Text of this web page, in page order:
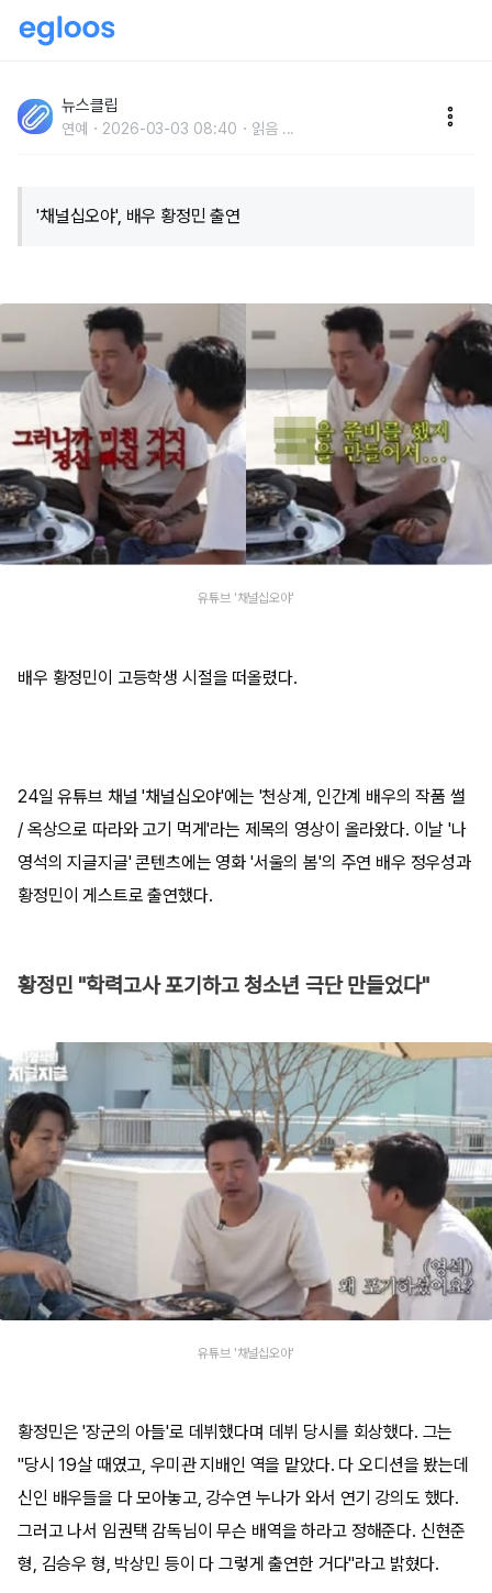
기하고 빚더미에 앉았던 이유
뉴스클립
연예 2026-03-03 08:40 읽음 ...
'채널십오야', 배우 황정민 출연
유튜브 '채널십오야'
배우 황정민이 고등학생 시절을 떠올렸다.
24일 유튜브 채널 '채널십오야'에는 '천상계, 인간계 배우의 작품 썰
/ 옥상으로 따라와 고기 먹게'라는 제목의 영상이 올라왔다. 이날 '나
영석의 지글지글' 콘텐츠에는 영화 '서울의 봄'의 주연 배우 정우성과
황정민이 게스트로 출연했다.
황정민 "학력고사 포기하고 청소년 극단 만들었다"
유튜브 '채널십오야'
황정민은 '장군의 아들'로 데뷔했다며 데뷔 당시를 회상했다. 그는
"당시 19살 때였고, 우미관 지배인 역을 맡았다. 다 오디션을 봤는데
신인 배우들을 다 모아놓고, 강수연 누나가 와서 연기 강의도 했다.
그러고 나서 임권택 감독님이 무슨 배역을 하라고 정해준다. 신현준
형, 김승우 형, 박상민 등이 다 그렇게 출연한 거다"라고 밝혔다.